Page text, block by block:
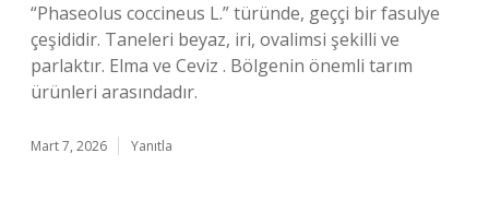
“Phaseolus coccineus L.” türünde, geççi bir fasulye
çeşididir. Taneleri beyaz, iri, ovalimsi şekilli ve
parlaktır. Elma ve Ceviz . Bölgenin önemli tarım
ürünleri arasındadır.
Mart 7, 2026 Yanıtla